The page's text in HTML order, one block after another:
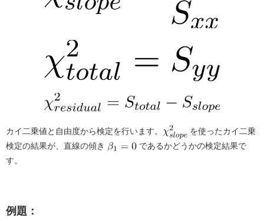
カイ二乗値と自由度から検定を行います。
を使ったカイ二乗
検定の結果が、直線の傾き
であるかどうかの検定結果で
す。
例題：